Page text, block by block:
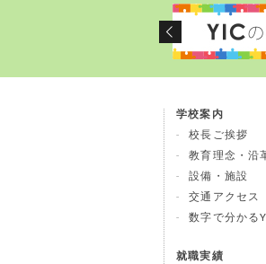
学校案内
校長ご挨拶
教育理念・沿
設備・施設
交通アクセス
数字で分かる
就職実績